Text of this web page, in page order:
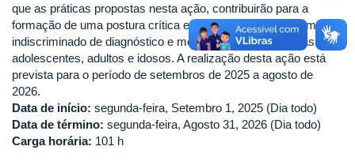
que as práticas propostas nesta ação, contribuirão para a
formação de uma postura crítica e sensível diante do momento
indiscriminado de diagnóstico e medicalização de crianças,
adolescentes, adultos e idosos. A realização desta ação está
prevista para o período de setembros de 2025 a agosto de
2026.
Data de início: segunda-feira, Setembro 1, 2025 (Dia todo)
Data de término: segunda-feira, Agosto 31, 2026 (Dia todo)
Carga horária: 101 h